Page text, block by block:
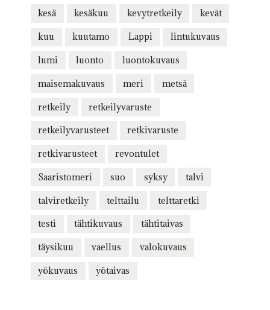
kesä kesäkuu kevytretkeily kevät
kuu kuutamo Lappi lintukuvaus
lumi luonto luontokuvaus
maisemakuvaus meri metsä
retkeily retkeilyvaruste
retkeilyvarusteet retkivaruste
retkivarusteet revontulet
Saaristomeri suo syksy talvi
talviretkeily telttailu telttaretki
testi tähtikuvaus tähtitaivas
täysikuu vaellus valokuvaus
yökuvaus yötaivas